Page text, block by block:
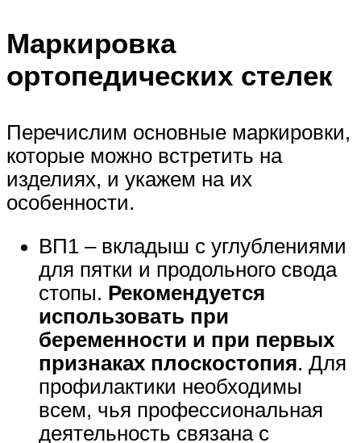
Маркировка
ортопедических стелек
Перечислим основные маркировки,
которые можно встретить на
изделиях, и укажем на их
особенности.
ВП1 – вкладыш с углублениями
для пятки и продольного свода
стопы. Рекомендуется
использовать при
беременности и при первых
признаках плоскостопия. Для
профилактики необходимы
всем, чья профессиональная
деятельность связана с